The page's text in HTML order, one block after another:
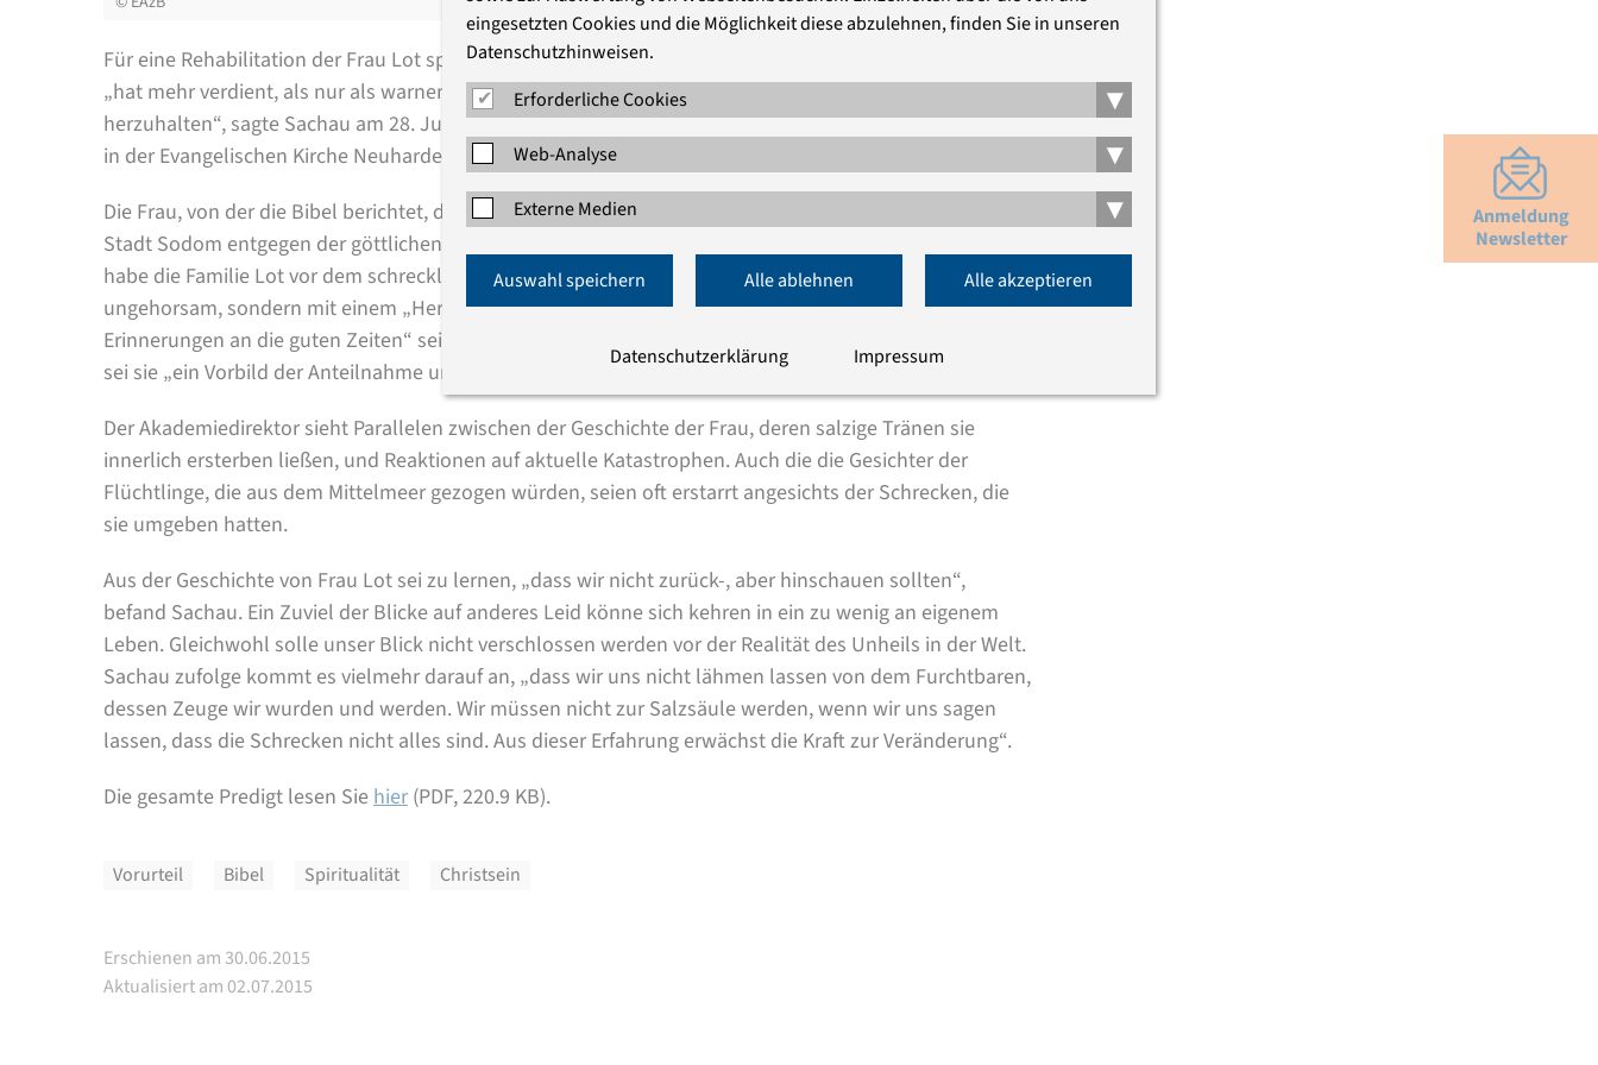
Für eine Rehabilitation der Frau Lot spricht sich Akademiedirektor Dr. Rüdiger Sachau aus. Frau Lot
„hat mehr verdient, als nur als warnendes Beispiel für Ungehorsam und Vergangenheitsfixierung
herzuhalten“, sagte Sachau am 28. Juni in seiner „Sommerpredigt“ des Freundeskreises der Akademie
in der Evangelischen Kirche Neuhardenberg.
Die Frau, von der die Bibel berichtet, dass sie zur Salzsäule erstarrt, weil sie sich bei der Flucht aus der
Stadt Sodom entgegen der göttlichen Weisung umdreht und zurückblickt, sei als Vorbild zu ehren. Gott
habe die Familie Lot vor dem schrecklichen Anblick der brennenden Stadt bewahren wollen. Nicht
ungehorsam, sondern mit einem „Herz voller Anteilnahme mit denen, die verbrannten, voller
Erinnerungen an die guten Zeiten“ sei Frau Lot erstarrt im Angesicht des Leidens der anderen. Damit
sei sie „ein Vorbild der Anteilnahme und Empathie“, betonte Sachau.
Der Akademiedirektor sieht Parallelen zwischen der Geschichte der Frau, deren salzige Tränen sie
innerlich ersterben ließen, und Reaktionen auf aktuelle Katastrophen. Auch die die Gesichter der
Flüchtlinge, die aus dem Mittelmeer gezogen würden, seien oft erstarrt angesichts der Schrecken, die
sie umgeben hatten.
Aus der Geschichte von Frau Lot sei zu lernen, „dass wir nicht zurück-, aber hinschauen sollten“,
befand Sachau. Ein Zuviel der Blicke auf anderes Leid könne sich kehren in ein zu wenig an eigenem
Leben. Gleichwohl solle unser Blick nicht verschlossen werden vor der Realität des Unheils in der Welt.
Sachau zufolge kommt es vielmehr darauf an, „dass wir uns nicht lähmen lassen von dem Furchtbaren,
dessen Zeuge wir wurden und werden. Wir müssen nicht zur Salzsäule werden, wenn wir uns sagen
lassen, dass die Schrecken nicht alles sind. Aus dieser Erfahrung erwächst die Kraft zur Veränderung“.
Die gesamte Predigt lesen Sie hier (PDF, 220.9 KB).
Vorurteil Bibel Spiritualität Christsein
Erschienen am 30.06.2015
Aktualisiert am 02.07.2015
Anmeldung
Newsletter
eingesetzten Cookies und die Möglichkeit diese abzulehnen, finden Sie in unseren
Datenschutzhinweisen.
Erforderliche Cookies
▾
Web-Analyse ▾
Externe Medien ▾
Auswahl speichern Alle ablehnen Alle akzeptieren
Datenschutzerklärung Impressum